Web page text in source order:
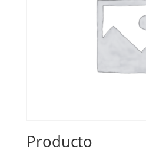
Producto